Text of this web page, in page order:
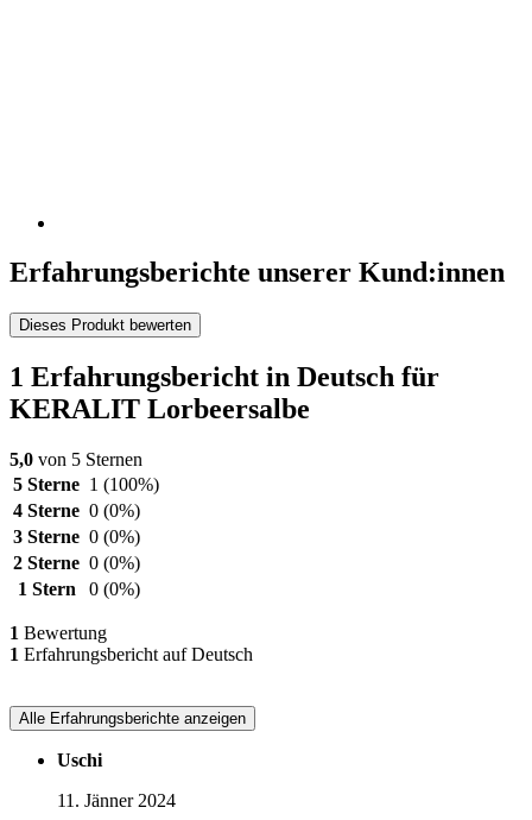
Erfahrungsberichte unserer Kund:innen
Dieses Produkt bewerten
1 Erfahrungsbericht in Deutsch für
KERALIT Lorbeersalbe
5,0 von 5 Sternen
5 Sterne 1 (100%)
4 Sterne 0 (0%)
3 Sterne 0 (0%)
2 Sterne 0 (0%)
1 Stern
0 (0%)
1 Bewertung
1 Erfahrungsbericht auf Deutsch
Alle Erfahrungsberichte anzeigen
Uschi
11. Jänner 2024